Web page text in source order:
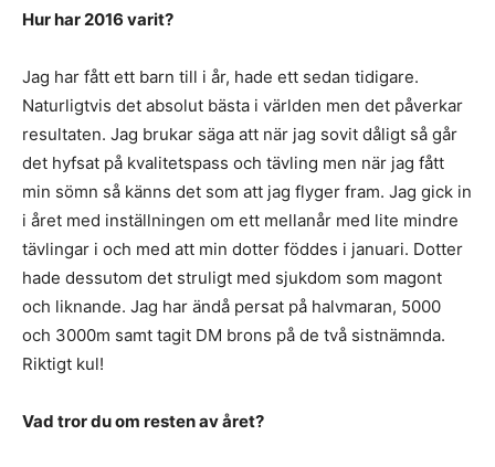
Hur har 2016 varit?
Jag har fått ett barn till i år, hade ett sedan tidigare.
Naturligtvis det absolut bästa i världen men det påverkar
resultaten. Jag brukar säga att när jag sovit dåligt så går
det hyfsat på kvalitetspass och tävling men när jag fått
min sömn så känns det som att jag flyger fram. Jag gick in
i året med inställningen om ett mellanår med lite mindre
tävlingar i och med att min dotter föddes i januari. Dotter
hade dessutom det struligt med sjukdom som magont
och liknande. Jag har ändå persat på halvmaran, 5000
och 3000m samt tagit DM brons på de två sistnämnda.
Riktigt kul!
Vad tror du om resten av året?